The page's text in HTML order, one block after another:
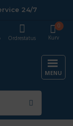
24/7
Kurv
0
Ordrestatus
MENU